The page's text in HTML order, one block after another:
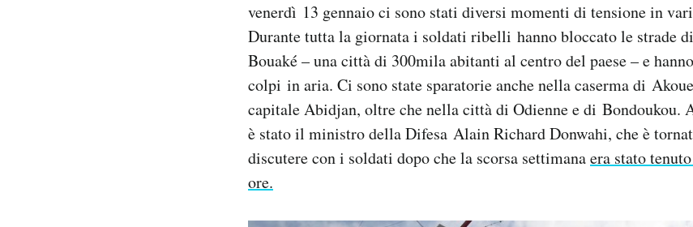
venerdì 13 gennaio ci sono stati diversi momenti di tensione in
Durante tutta la giornata i soldati ribelli hanno bloccato le strade
Bouaké – una città di 300mila abitanti al centro del paese – e
colpi in aria. Ci sono state sparatorie anche nella caserma di
capitale Abidjan, oltre che nella città di Odienne e di Bondoukou.
è stato il ministro della Difesa Alain Richard Donwahi, che è
discutere con i soldati dopo che la scorsa settimanaera stato
ore.